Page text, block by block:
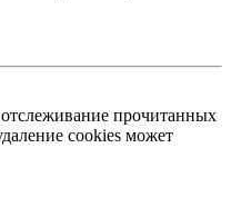
прочитанных
cookies может